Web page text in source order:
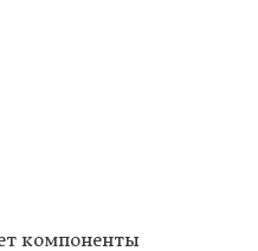
компоненты